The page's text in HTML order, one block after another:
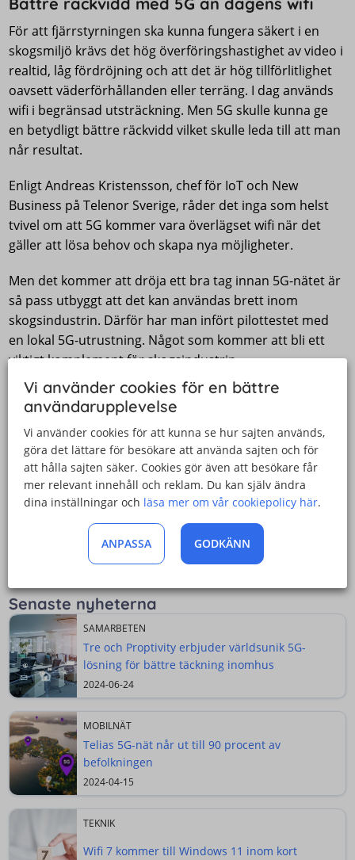
För att fjärrstyrningen ska kunna fungera säkert i en
skogsmiljö krävs det hög överföringshastighet av video i
realtid, låg fördröjning och att det är hög tillförlitlighet
oavsett väderförhållanden eller terräng. I dag används
wifi i begränsad utsträckning. Men 5G skulle kunna ge
en betydligt bättre räckvidd vilket skulle leda till att man
når resultat.
Enligt Andreas Kristensson, chef för IoT och New
Business på Telenor Sverige, råder det inga som helst
tvivel om att 5G kommer vara överlägset wifi när det
gäller att lösa behov och skapa nya möjligheter.
Men det kommer att dröja ett bra tag innan 5G-nätet är
så pass utbyggt att det kan användas brett inom
skogsindustrin. Därför har man infört pilottestet med
en lokal 5G-utrustning. Något som kommer att bli ett
viktigt komplement för skogsindustrin.
Projektet stöttas av Telenor och Ericsson
Skogforsk kommer att driva och dokumentera projektet
där 5G kommer att jämföras mot wifi och 4G och
kombinationer av dessa för att hitta lösningar för
fjärrstyrning som fungerar både lokalt men även på
längre distanser.
Det är Telenor och Ericsson som kommer att leverera
5G-utrustning och systemintegration.
Senaste nyheterna
SAMARBETEN
Tre och Proptivity erbjuder världsunik 5G-
lösning för bättre täckning inomhus
2024-06-24
MOBILNÄT
Telias 5G-nät når ut till 90 procent av
befolkningen
2024-04-15
TEKNIK
Wifi 7 kommer till Windows 11 inom kort
Vi använder cookies för en bättre
användarupplevelse
Vi använder cookies för att kunna se hur sajten används,
göra det lättare för besökare att använda sajten och för
att hålla sajten säker. Cookies gör även att besökare får
mer relevant innehåll och reklam. Du kan själv ändra
dina inställningar och läsa mer om vår cookiepolicy här.
ANPASSA GODKÄNN